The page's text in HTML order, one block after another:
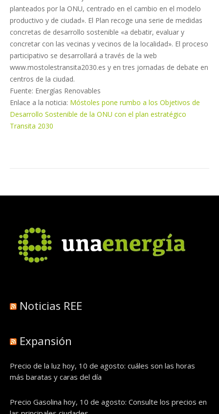
planteados por la ONU, centrado en el cambio en el modelo
productivo y de ciudad». El Plan recoge una serie de medidas
concretas de desarrollo sostenible «a debatir, evaluar y
concretar con las vecinas y vecinos de la localidad». El proceso
participativo se desarrollará a través de la web
www.mostolestransita2030.es y en tres jornadas de debate en
centros de la ciudad.
Fuente: Energías Renovables
Enlace a la noticia: Móstoles pone rumbo a los Objetivos de
Desarrollo Sostenible de la ONU con el plan estratégico
Transita 2030
Noticias REE
Expansión
Precio de la luz hoy, 10 de agosto: cuáles son las horas
más baratas y caras del día
Precio Gasolina hoy, 10 de agosto: Consulte los precios en